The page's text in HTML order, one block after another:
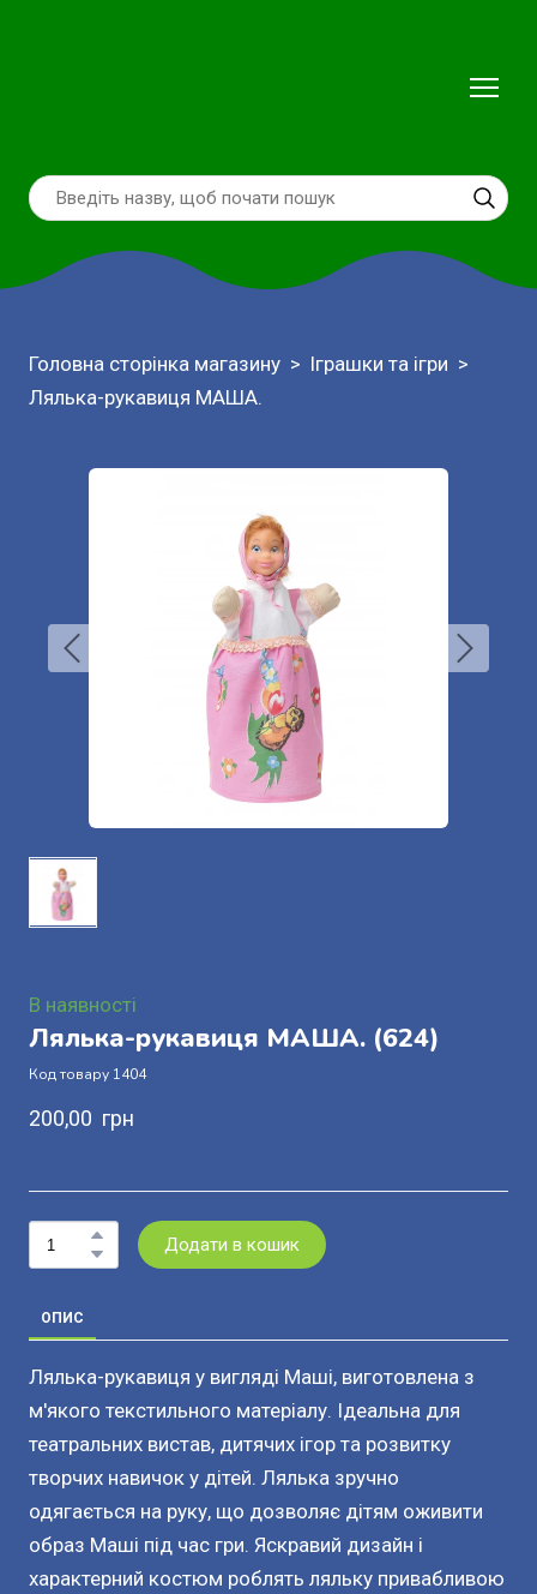
Головна сторінка магазину
Іграшки та ігри
Лялька-рукавиця МАША.
В наявності
Лялька-рукавиця МАША. (624)
Код товару 1404
200,00  грн
Додати в кошик
ОПИС
Лялька-рукавиця у вигляді Маші, виготовлена з
м'якого текстильного матеріалу. Ідеальна для
театральних вистав, дитячих ігор та розвитку
творчих навичок у дітей. Лялька зручно
одягається на руку, що дозволяє дітям оживити
образ Маші під час гри. Яскравий дизайн і
характерний костюм роблять ляльку привабливою